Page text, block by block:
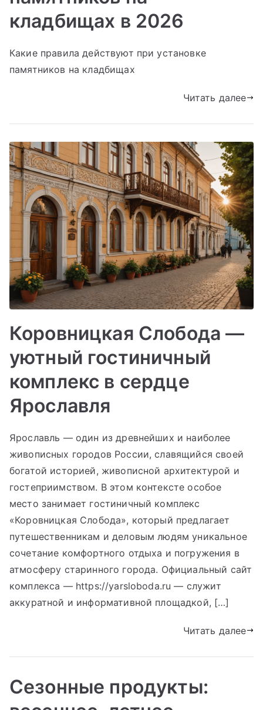
кладбищах в 2026
Какие правила действуют при установке
памятников на кладбищах
Читать далее
Коровницкая Слобода —
уютный гостиничный
комплекс в сердце
Ярославля
Ярославль — один из древнейших и наиболее
живописных городов России, славящийся своей
богатой историей, живописной архитектурой и
гостеприимством. В этом контексте особое
место занимает гостиничный комплекс
«Коровницкая Слобода», который предлагает
путешественникам и деловым людям уникальное
сочетание комфортного отдыха и погружения в
атмосферу старинного города. Официальный сайт
комплекса — https://yarsloboda.ru — служит
аккуратной и информативной площадкой, […]
Читать далее
Сезонные продукты: